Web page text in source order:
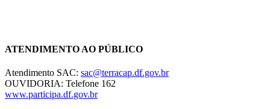
ATENDIMENTO AO PÚBLICO
Atendimento SAC: sac@terracap.df.gov.br
OUVIDORIA: Telefone 162
www.participa.df.gov.br